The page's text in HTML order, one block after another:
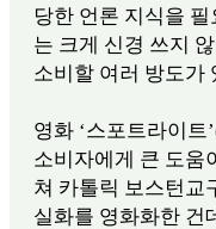
당한 언론 지식을
는 크게 신경 쓰지
소비할 여러 방도가
영화 ‘스포트라이
소비자에게 큰 도움
쳐 카톨릭 보스턴교
실화를 영화화한 건